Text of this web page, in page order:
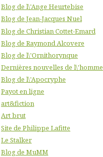
Blog de l\'Ange Heurtebise
Blog de Jean-Jacques Nuel
Blog de Christian Cottet-Emard
Blog de Raymond Alcovere
Blog de l\'Ornithorynque
Dernières nouvelles de l\'homme
Blog de l\'Apocryphe
Payot en ligne
art&fiction
Art brut
Site de Philippe Lafitte
Le Stalker
Blog de MuMM